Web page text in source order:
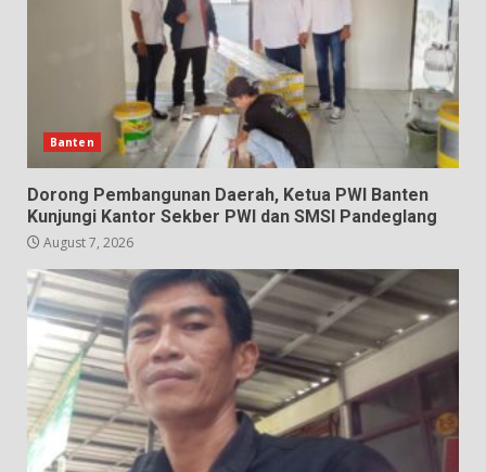
Banten
Dorong Pembangunan Daerah, Ketua PWI Banten
Kunjungi Kantor Sekber PWI dan SMSI Pandeglang
August 7, 2026